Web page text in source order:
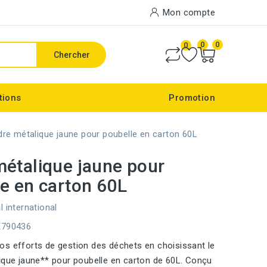
Mon compte
Chercher
0 0 0
Promotion
métalique jaune pour poubelle en carton 60L
jaune pour
en carton 60L
international
efforts de gestion des déchets en choisissant le
jaune** pour poubelle en carton de 60L. Conçu